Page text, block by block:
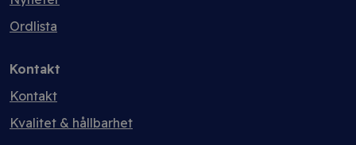
Ordlista
Kontakt
Kontakt
Kvalitet & hållbarhet